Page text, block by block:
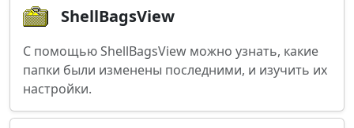
ShellBagsView
С помощью ShellBagsView можно узнать, какие
папки были изменены последними, и изучить их
настройки.